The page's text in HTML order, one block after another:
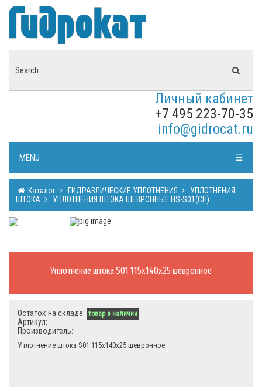
Личный кабинет
+7 495 223-70-35
info@gidrocat.ru
MENU ☰
Каталог ГИДРАВЛИЧЕСКИЕ УПЛОТНЕНИЯ
УПЛОТНЕНИЯ
ШТОКА
УПЛОТНЕНИЯ ШТОКА ШЕВРОННЫЕ HS-S01(CH)
Уплотнение штока S01 115х140х25 шевронное
Остаток на складе: товар в наличии
Артикул:
Производитель:
Уплотнение штока S01 115х140х25 шевронное